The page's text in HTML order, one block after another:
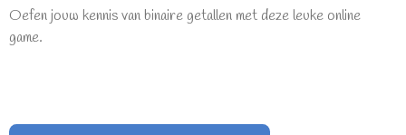
Oefen jouw kennis van binaire getallen met deze leuke online
game.